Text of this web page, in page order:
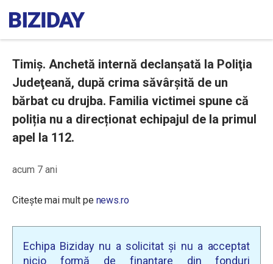
Timiș. Anchetă internă declanșată la Poliţia
Judeţeană, după crima săvârșită de un
bărbat cu drujba. Familia victimei spune că
poliția nu a direcționat echipajul de la primul
apel la 112.
acum 7 ani
Citește mai mult pe news.ro
Echipa Biziday nu a solicitat și nu a acceptat
nicio formă de finanțare din fonduri